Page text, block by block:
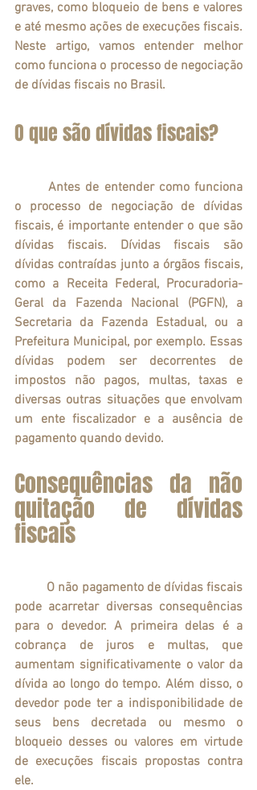
graves, como bloqueio de bens e valores
e até mesmo ações de execuções fiscais.
Neste artigo, vamos entender melhor
como funciona o processo de negociação
de dívidas fiscais no Brasil.
O que são dívidas fiscais?
	Antes de entender como funciona
o processo de negociação de dívidas
fiscais, é importante entender o que são
dívidas fiscais. Dívidas fiscais são
dívidas contraídas junto a órgãos fiscais,
como a Receita Federal, Procuradoria-
Geral da Fazenda Nacional (PGFN), a
Secretaria da Fazenda Estadual, ou a
Prefeitura Municipal, por exemplo. Essas
dívidas podem ser decorrentes de
impostos não pagos, multas, taxas e
diversas outras situações que envolvam
um ente fiscalizador e a ausência de
pagamento quando devido.
Consequências da não
quitação de dívidas
fiscais
pode acarretar diversas consequências
para o devedor. A primeira delas é a
cobrança de juros e multas, que
aumentam significativamente o valor da
dívida ao longo do tempo. Além disso, o
devedor pode ter a indisponibilidade de
seus bens decretada ou mesmo o
bloqueio desses ou valores em virtude
de execuções fiscais propostas contra
ele.